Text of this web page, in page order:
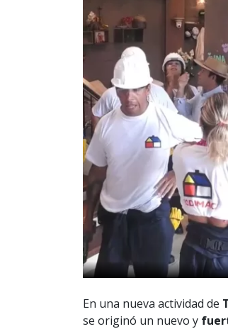
En una nueva actividad de
se originó un nuevo y